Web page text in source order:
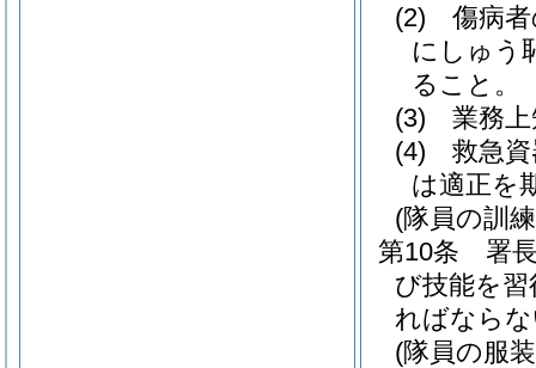
(2)
傷病
にしゅう
ること。
(3)
業務
(4)
救急
は適正を
(隊員の訓
第10条
署
び技能を
ればなら
(隊員の服